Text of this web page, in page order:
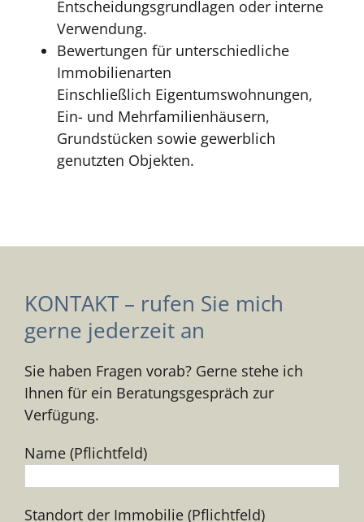
Entscheidungsgrundlagen oder interne
Verwendung.
Bewertungen für unterschiedliche
Immobilienarten
Einschließlich Eigentumswohnungen,
Ein- und Mehrfamilienhäusern,
Grundstücken sowie gewerblich
genutzten Objekten.
KONTAKT – rufen Sie mich
gerne jederzeit an
Sie haben Fragen vorab? Gerne stehe ich
Ihnen für ein Beratungsgespräch zur
Verfügung.
Name (Pflichtfeld)
Standort der Immobilie (Pflichtfeld)